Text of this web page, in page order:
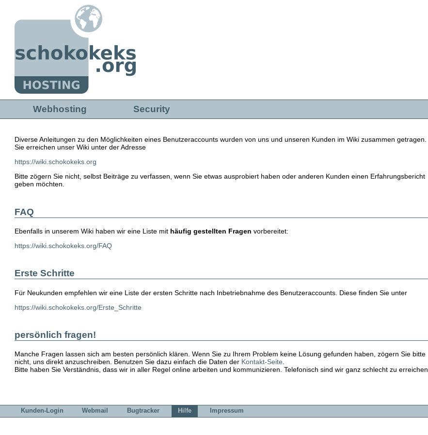
Webhosting Security
Diverse Anleitungen zu den Möglichkeiten eines Benutzeraccounts wurden von uns und unseren Kunden im Wiki zusammen getragen.
Sie erreichen unser Wiki unter der Adresse
https://wiki.schokokeks.org
Bitte zögern Sie nicht, selbst Beiträge zu verfassen, wenn Sie etwas ausprobiert haben oder anderen Kunden einen Erfahrungsbericht
geben möchten.
FAQ
Ebenfalls in unserem Wiki haben wir eine Liste mit häufig gestellten Fragen vorbereitet:
https://wiki.schokokeks.org/FAQ
Erste Schritte
Für Neukunden empfehlen wir eine Liste der ersten Schritte nach Inbetriebnahme des Benutzeraccounts. Diese finden Sie unter
https://wiki.schokokeks.org/Erste_Schritte
persönlich fragen!
Manche Fragen lassen sich am besten persönlich klären. Wenn Sie zu Ihrem Problem keine Lösung gefunden haben, zögern Sie bitte
nicht, uns direkt anzuschreiben. Benutzen Sie dazu einfach die Daten der Kontakt-Seite
Bitte haben Sie Verständnis, dass wir in aller Regel online arbeiten und kommunizieren. Telefonisch sind wir ganz schlecht zu erreichen.
Kunden-Login Webmail Bugtracker Hilfe Impressum